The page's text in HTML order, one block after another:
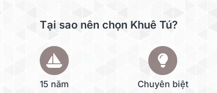
Tại sao nên chọn Khuê Tú?
15 năm Chuyên biệt